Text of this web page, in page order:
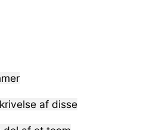
af disse